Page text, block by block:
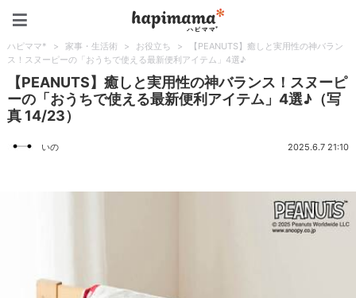
ハピママ* > 家事・生活術 > お役立ち >
【PEANUTS】癒しと実用性の神バラン
ス！スヌーピーの「おうちで使える最新便利アイテム」4選♪
【PEANUTS】癒しと実用性の神バランス！スヌーピ
ーの「おうちで使える最新便利アイテム」4選♪（写
真 14/23）
いの 2025.6.7 21:10